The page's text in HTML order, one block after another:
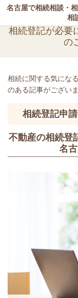
名古屋で相続相談・
相
相続登記が必要
の
相続に関する気にな
のある記事がござい
相続登記申
不動産の相続登
名